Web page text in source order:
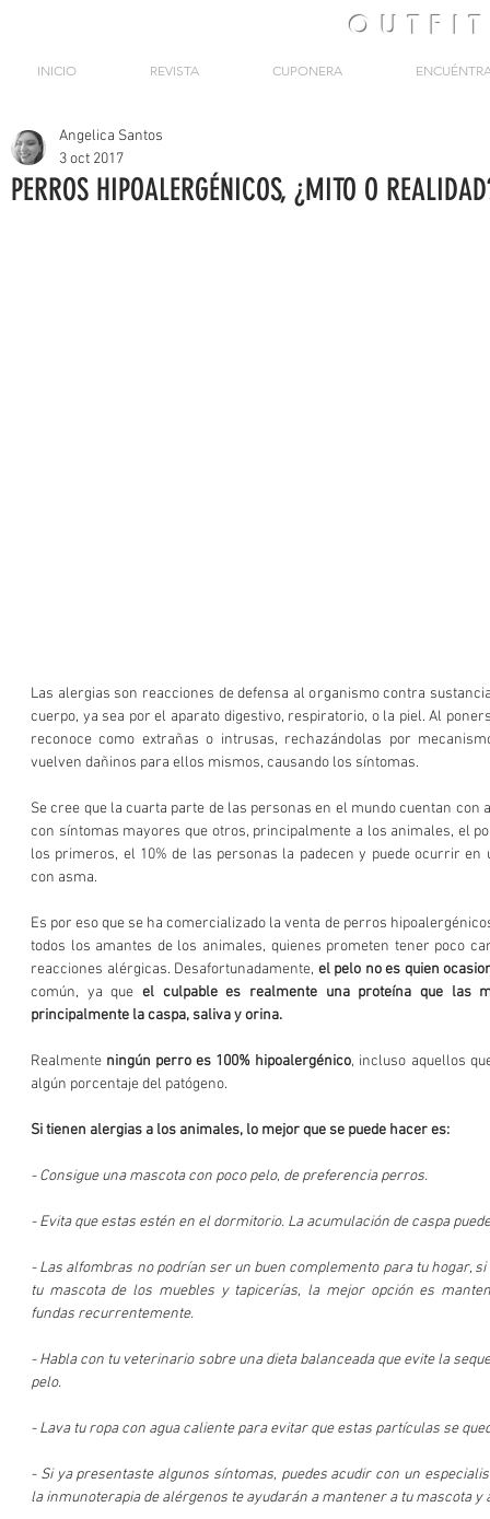
OUTFIT
INICIO REVISTA CUPONERA
PERROS HIPOALERGÉNICOS, ¿MITO O
Angelica Santos
3 oct 2017
Las alergias son reacciones de defensa al organismo contra
cuerpo, ya sea por el aparato digestivo, respiratorio, o la piel. Al
reconoce como extrañas o intrusas, rechazándolas por
vuelven dañinos para ellos mismos, causando los síntomas.
Se cree que la cuarta parte de las personas en el mundo cuentan con
con síntomas mayores que otros, principalmente a los animales, el
los primeros, el 10% de las personas la padecen y puede ocurrir en
con asma.
Es por eso que se ha comercializado la venta de perros
todos los amantes de los animales, quienes prometen tener poco
reacciones alérgicas. Desafortunadamente, el pelo no es quien
común, ya que el culpable es realmente una proteína que las
principalmente la caspa, saliva y orina.
Realmente ningún perro es 100% hipoalergénico, incluso aquellos
algún porcentaje del patógeno.
Si tienen alergias a los animales, lo mejor que se puede hacer es:
- Consigue una mascota con poco pelo, de preferencia perros.
- Las alfombras no podrían ser un buen complemento para tu hogar,
tu mascota de los muebles y tapicerías, la mejor opción es
fundas recurrentemente.
- Habla con tu veterinario sobre una dieta balanceada que evite la
pelo.
- Lava tu ropa con agua caliente para evitar que estas partículas se
- Si ya presentaste algunos síntomas, puedes acudir con un
la inmunoterapia de alérgenos te ayudarán a mantener a tu mascota